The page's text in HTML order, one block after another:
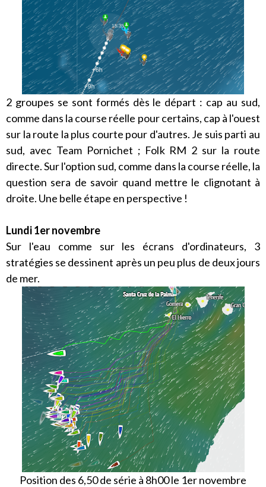
2 groupes se sont formés dès le départ : cap au sud,
comme dans la course réelle pour certains, cap à l'ouest
sur la route la plus courte pour d'autres. Je suis parti au
sud, avec Team Pornichet ; Folk RM 2 sur la route
directe. Sur l'option sud, comme dans la course réelle, la
question sera de savoir quand mettre le clignotant à
droite. Une belle étape en perspective !
Lundi 1er novembre
Sur l'eau comme sur les écrans d'ordinateurs, 3
stratégies se dessinent après un peu plus de deux jours
de mer.
Position des 6,50 de série à 8h00 le 1er novembre